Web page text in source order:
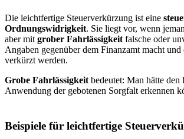
Die leichtfertige Steuerverkürzung ist eine
Ordnungswidrigkeit. Sie liegt vor, wenn
aber mit grober Fahrlässigkeit falsche oder
Angaben gegenüber dem Finanzamt macht und
verkürzt werden.
Grobe Fahrlässigkeit bedeutet: Man hätte den
Anwendung der gebotenen Sorgfalt erkennen
Beispiele für leichtfertige